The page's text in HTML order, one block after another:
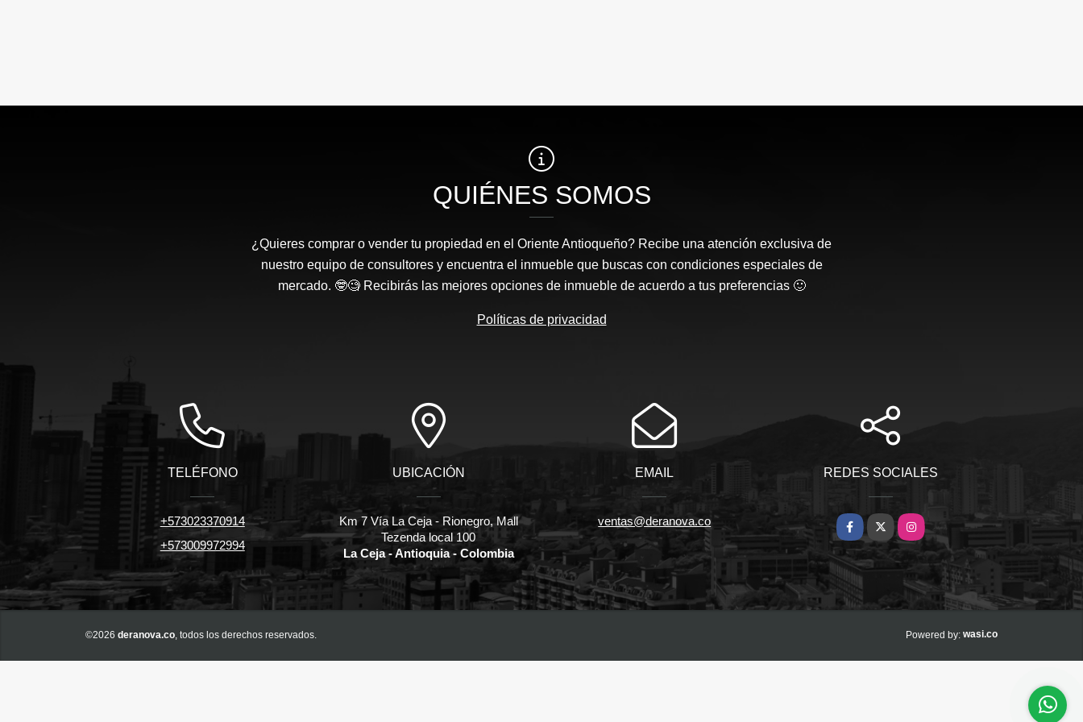
QUIÉNES SOMOS
¿Quieres comprar o vender tu propiedad en el Oriente Antioqueño? Recibe una atención exclusiva de
nuestro equipo de consultores y encuentra el inmueble que buscas con condiciones especiales de
mercado. 🤓🧐 Recibirás las mejores opciones de inmueble de acuerdo a tus preferencias 🙂
Políticas de privacidad
TELÉFONO
+573023370914
+573009972994
UBICACIÓN
Km 7 Vía La Ceja - Rionegro, Mall
Tezenda local 100
La Ceja - Antioquia - Colombia
EMAIL
ventas@deranova.co
REDES SOCIALES
Facebook
X Instagram
©2026 deranova.co , todos los derechos reservados. Powered by: wasi.co